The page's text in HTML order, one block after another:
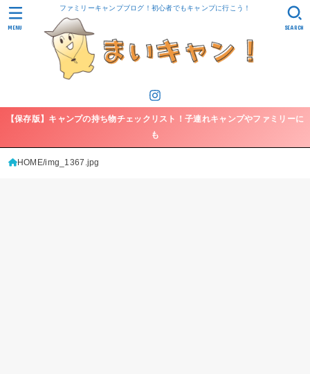
ファミリーキャンプブログ！初心者でもキャンプに行こう！
SEARCH
MENU
【保存版】キャンプの持ち物チェックリスト！子連れキャンプやファミリーに
も
HOME img_1367.jpg